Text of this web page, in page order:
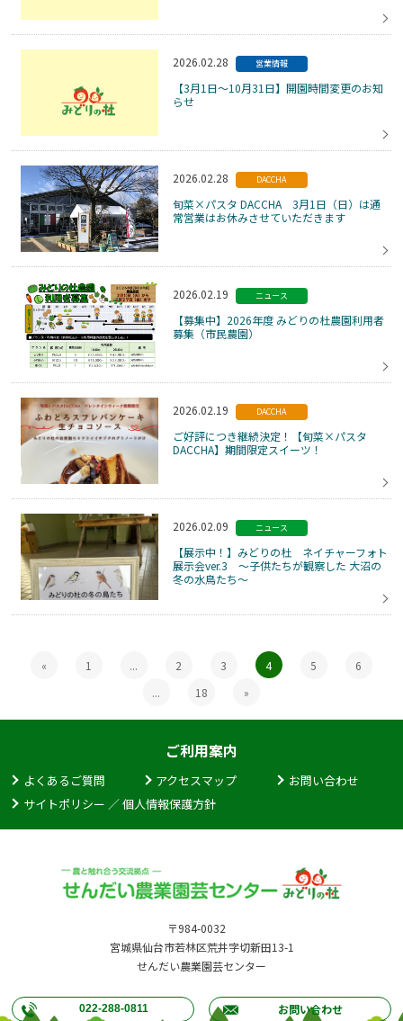
2026.02.28 営業情報
【3月1日～10月31日】開園時間変更のお知
らせ
2026.02.28 DACCHA
旬菜×パスタ DACCHA 3月1日（日）は通
常営業はお休みさせていただきます
2026.02.19 ニュース
【募集中】2026年度 みどりの杜農園利用者
募集（市民農園）
2026.02.19 DACCHA
ご好評につき継続決定！【旬菜×パスタ
DACCHA】期間限定スイーツ！
2026.02.09 ニュース
【展示中！】みどりの杜 ネイチャーフォト
展示会ver.3 ～子供たちが観察した 大沼の
冬の水鳥たち～
« 1 ... 2 3 4 5
6
...
18 »
ご利用案内
よくあるご質問 アクセスマップ
お問い合わせ
サイトポリシー ／ 個人情報保護方針
〒984-0032
宮城県仙台市若林区荒井字切新田13-1
せんだい農業園芸センター
022-288-0811 お問い合わせ